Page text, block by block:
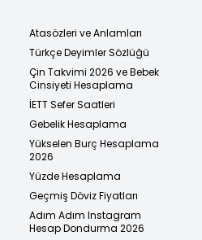
Atasözleri ve Anlamları
Türkçe Deyimler Sözlüğü
Çin Takvimi 2026 ve Bebek
Cinsiyeti Hesaplama
İETT Sefer Saatleri
Gebelik Hesaplama
Yükselen Burç Hesaplama
2026
Yüzde Hesaplama
Geçmiş Döviz Fiyatları
Adım Adım Instagram
Hesap Dondurma 2026